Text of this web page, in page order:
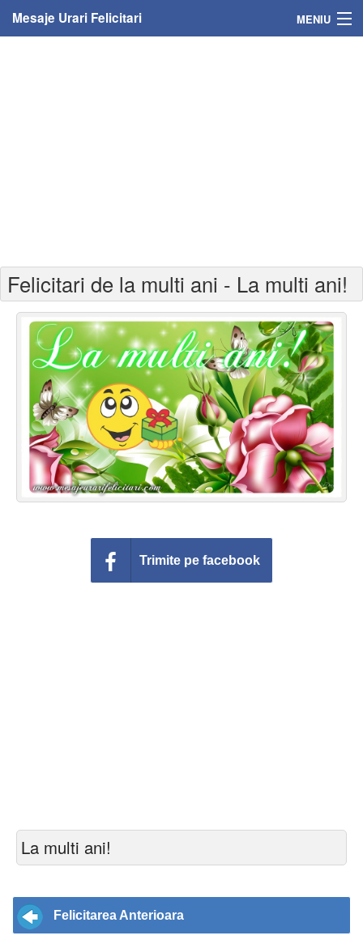
Mesaje Urari Felicitari MENIU
Felicitari varsta
Felicitari zilele anului
Felicitari zile saptamana
Felicitari muzicale
Felicitari muzicale personalizate
Felicitari animate
Conecteaza-te
Felicitari de la multi ani - La multi ani!
Trimite pe facebook
La multi ani!
Felicitarea Anterioara